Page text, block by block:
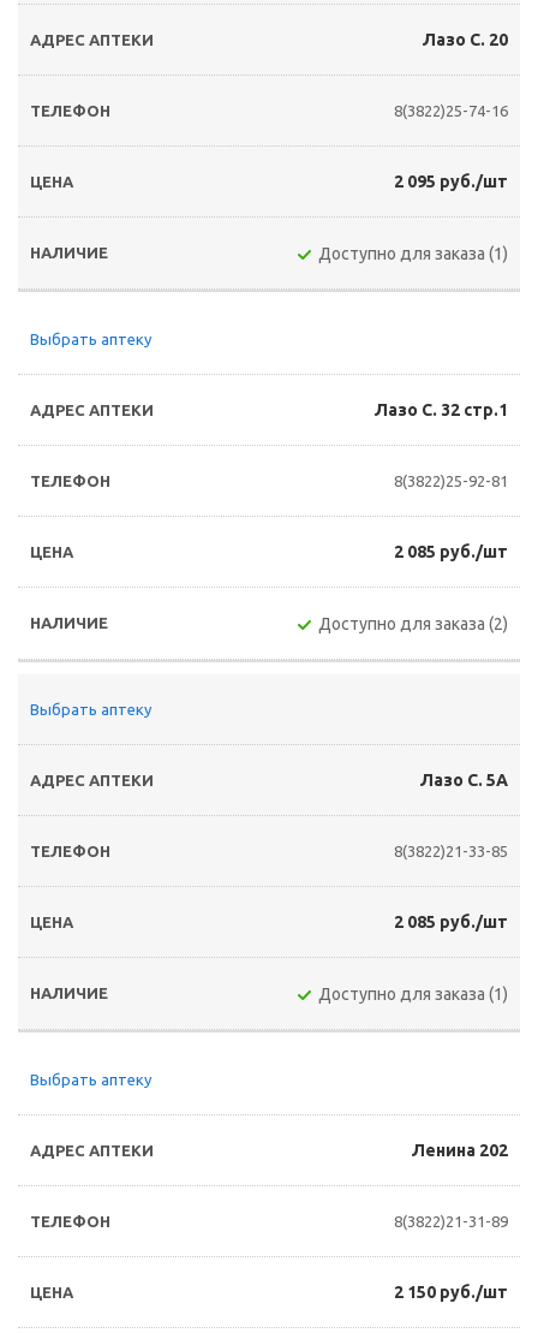
Лазо С. 20
8(3822)25-74-16
2 095 руб./шт
Доступно для заказа (1)
Выбрать аптеку
Лазо С. 32 стр.1
8(3822)25-92-81
2 085 руб./шт
Доступно для заказа (2)
Выбрать аптеку
Лазо С. 5А
8(3822)21-33-85
2 085 руб./шт
Доступно для заказа (1)
Выбрать аптеку
Ленина 202
8(3822)21-31-89
2 150 руб./шт